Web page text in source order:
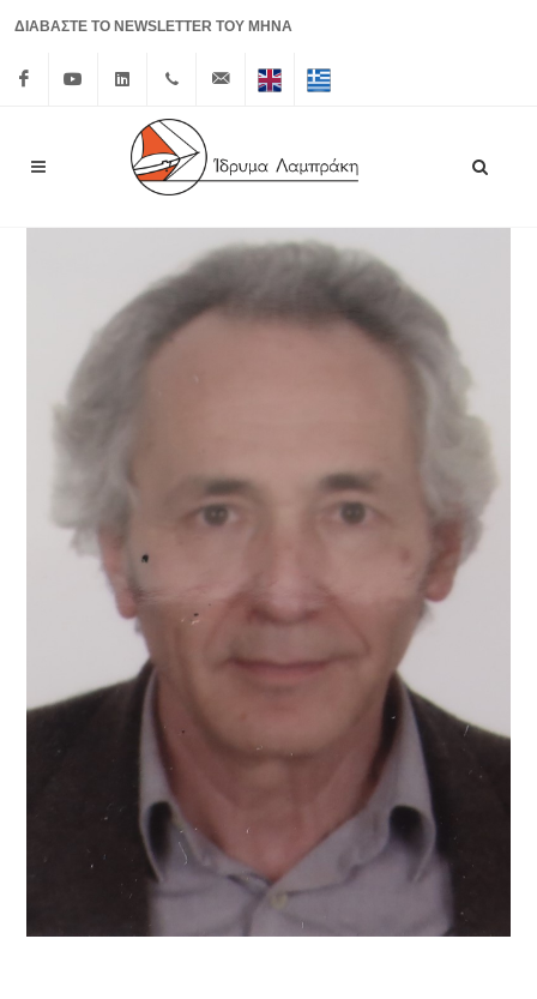
ΔΙΑΒΑΣΤΕ ΤΟ NEWSLETTER ΤΟΥ ΜΗΝΑ
Linkedin+30 210
3626150
info@lrf.gr